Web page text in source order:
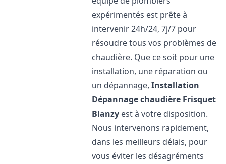
expérimentés est prête à
intervenir 24h/24, 7j/7 pour
résoudre tous vos problèmes de
chaudière. Que ce soit pour une
installation, une réparation ou
un dépannage,Installation
Dépannage chaudière Frisquet
Blanzy est à votre disposition.
Nous intervenons rapidement,
dans les meilleurs délais, pour
vous éviter les désagréments